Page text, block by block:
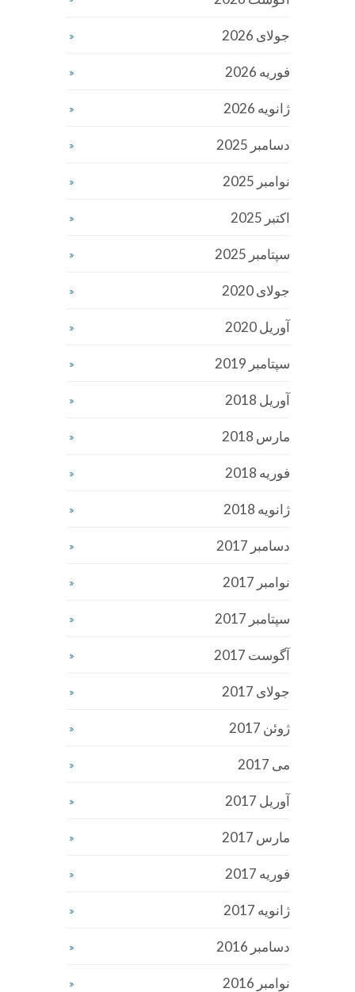
جولای 2026
فوریه 2026
ژانویه 2026
دسامبر 2025
نوامبر 2025
اکتبر 2025
سپتامبر 2025
جولای 2020
آوریل 2020
سپتامبر 2019
آوریل 2018
مارس 2018
فوریه 2018
ژانویه 2018
دسامبر 2017
نوامبر 2017
سپتامبر 2017
آگوست 2017
جولای 2017
ژوئن 2017
می 2017
آوریل 2017
مارس 2017
فوریه 2017
ژانویه 2017
دسامبر 2016
نوامبر 2016